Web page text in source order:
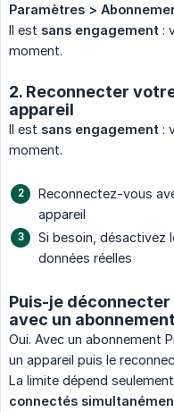
Paramètres >
Il est sans engagement :
moment.
2. Reconnecter
appareil
Il est sans engagement :
moment.
Reconnectez-vous
appareil
Si besoin, désactivez
données réelles
Puis-je
avec un
Oui. Avec un abonnement
un appareil puis le
La limite dépend
connectés